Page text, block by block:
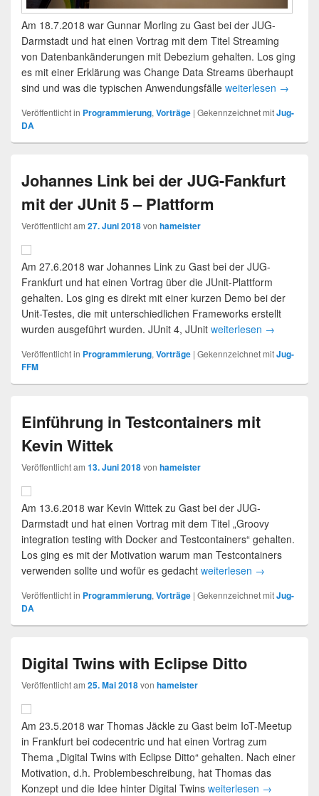
Am 18.7.2018 war Gunnar Morling zu Gast bei der JUG-
Darmstadt und hat einen Vortrag mit dem Titel Streaming
von Datenbankänderungen mit Debezium gehalten. Los ging
es mit einer Erklärung was Change Data Streams überhaupt
sind und was die typischen Anwendungsfälle weiterlesen →
Veröffentlicht in Programmierung, Vorträge | Gekennzeichnet mitJug-
DA
Johannes Link bei der JUG-Fankfurt
mit der JUnit 5 – Plattform
Veröffentlicht am 27. Juni 2018von hameister
Am 27.6.2018 war Johannes Link zu Gast bei der JUG-
Frankfurt und hat einen Vortrag über die JUnit-Plattform
gehalten. Los ging es direkt mit einer kurzen Demo bei der
Unit-Testes, die mit unterschiedlichen Frameworks erstellt
wurden ausgeführt wurden. JUnit 4, JUnit weiterlesen →
Veröffentlicht in Programmierung, Vorträge | Gekennzeichnet mitJug-
FFM
Einführung in Testcontainers mit
Kevin Wittek
Veröffentlicht am 13. Juni 2018von hameister
Am 13.6.2018 war Kevin Wittek zu Gast bei der JUG-
Darmstadt und hat einen Vortrag mit dem Titel „Groovy
integration testing with Docker and Testcontainers“ gehalten.
Los ging es mit der Motivation warum man Testcontainers
verwenden sollte und wofür es gedacht weiterlesen →
Veröffentlicht in Programmierung, Vorträge | Gekennzeichnet mitJug-
DA
Digital Twins with Eclipse Ditto
Veröffentlicht am 25. Mai 2018von hameister
Am 23.5.2018 war Thomas Jäckle zu Gast beim IoT-Meetup
in Frankfurt bei codecentric und hat einen Vortrag zum
Thema „Digital Twins with Eclipse Ditto“ gehalten. Nach einer
Motivation, d.h. Problembeschreibung, hat Thomas das
Konzept und die Idee hinter Digital Twins weiterlesen →